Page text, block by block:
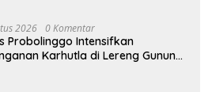
2026 0 Komentar
Probolinggo Intensifkan
Karhutla di Lereng Gunung